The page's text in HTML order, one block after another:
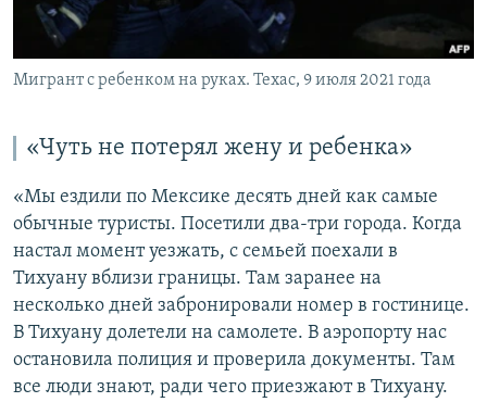
Мигрант с ребенком на руках. Техас, 9 июля 2021 года
«Чуть не потерял жену и ребенка»
«Мы ездили по Мексике десять дней как самые
обычные туристы. Посетили два-три города. Когда
настал момент уезжать, с семьей поехали в
Тихуану вблизи границы. Там заранее на
несколько дней забронировали номер в гостинице.
В Тихуану долетели на самолете. В аэропорту нас
остановила полиция и проверила документы. Там
все люди знают, ради чего приезжают в Тихуану.